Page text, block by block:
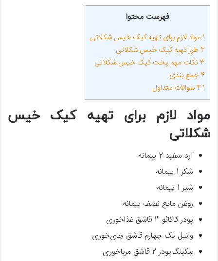
فهرست محتوا
1 مواد لازم برای تهیه کیک خیس شکلاتی
2 طرز تهیه کیک خیس شکلاتی
3 نکات مهم پخت کیک خیس شکلاتی
4 جمع بندی
4.1 سوالات متداول
مواد لازم برای تهیه کیک خیس
شکلاتی
آرد سفید 2 پیمانه
شکر 1 پیمانه
شیر 1 پیمانه
روغن مایع نصف پیمانه
پودر کاکائو 3 قاشق غذاخوری
وانیل یک چهارم قاشق چای‌خوری
بیکینگ‌پودر 2 قاشق مرباخوری